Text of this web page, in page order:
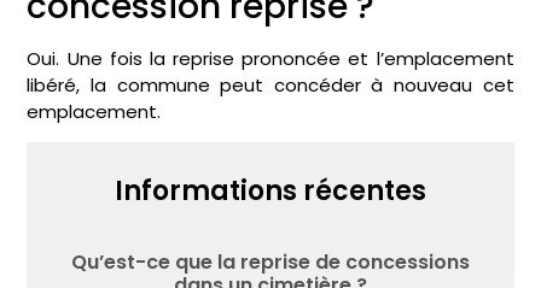
Oui. Une fois la reprise prononcée et l’emplacement
libéré, la commune peut concéder à nouveau cet
emplacement.
Informations récentes
Qu’est-ce que la reprise de concessions